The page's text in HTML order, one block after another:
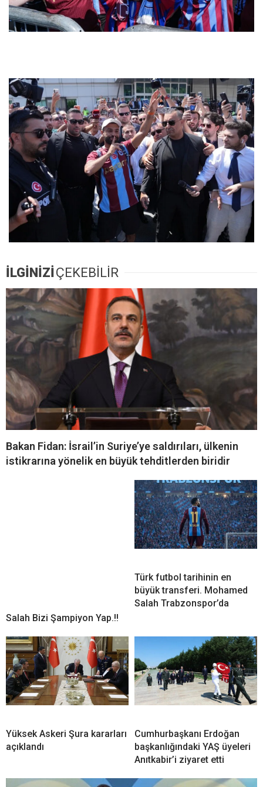
İLGİNİZİÇEKEBİLİR
Bakan Fidan: İsrail’in Suriye’ye saldırıları, ülkenin
istikrarına yönelik en büyük tehditlerden biridir
Salah Bizi Şampiyon Yap.!!
Türk futbol tarihinin en
büyük transferi. Mohamed
Salah Trabzonspor’da
Yüksek Askeri Şura kararları
açıklandı
Cumhurbaşkanı Erdoğan
başkanlığındaki YAŞ üyeleri
Anıtkabir’i ziyaret etti